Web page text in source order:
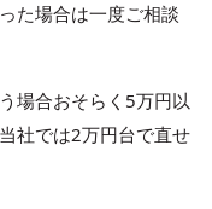
た場合は一度ご相談
場合おそらく5万円以
社では2万円台で直せ